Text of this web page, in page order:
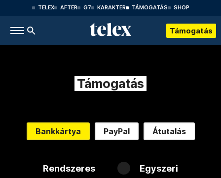
TELEX AFTER G7 KARAKTER TÁMOGATÁS SHOP
Támogatás
Támogatás
Bankkártya PayPal Átutalás
Rendszeres Egyszeri